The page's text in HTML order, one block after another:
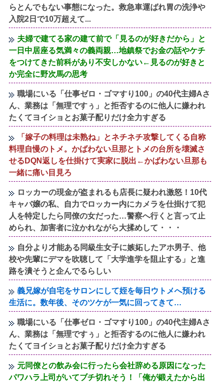
らとんでもない事態になった。救急車運ばれ胃の洗浄や
入院2日で10万超えて...
夫婦で建てる家の建て前で「見るのが好きだから」と
一日中居座る気満々の義両親…地鎮祭でお金の話やケチ
をつけてきた前科があり不安しかない←見るのが好きと
か完全に野次馬の思考
職場にいる「仕事ゼロ・ゴマすり100」の40代主婦Aさ
ん、業務は「無理ですぅ」と拒否するのに他人に嫌われ
たくてヨイショとお菓子配りだけ全力すぎる
「嫁子の料理は未熟ね」とネチネチ攻撃してくる自称
料理自慢のトメ。かばわない旦那とトメの台所を壊滅さ
せるDQN返しを仕掛けて実家に脱出←かばわない旦那も
一緒に痛い目見ろ
ロッカーの現金が盗まれるも店長に疑われ激怒！10代
キャバ嬢の私、自力でロッカー内にカメラを仕掛けて犯
人を特定したら同僚の女だった…警察へ行くと言って止
められ、加害者に泣かれながら大揉めして・・・
自分より才能ある同級生女子に嫉妬したアホ男子、他
校や先輩にデマを吹聴して「大学進学を阻止する」と進
路を潰そうと企んでるらしい
義兄嫁が自宅をサロンにして姪を毎日ウトメへ預ける
生活に。数年後、そのツケが一気に回ってきて…
職場にいる「仕事ゼロ・ゴマすり100」の40代主婦Aさ
ん、業務は「無理ですぅ」と拒否するのに他人に嫌われ
たくてヨイショとお菓子配りだけ全力すぎる
元同僚との飲み会に行ったら会社辞める原因になった
パワハラ上司がいてブチ切れそう！「俺が鍛えたから出